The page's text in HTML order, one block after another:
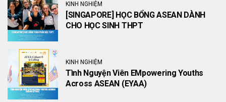
KINH NGHIỆM
[SINGAPORE] HỌC BỔNG ASEAN DÀNH
CHO HỌC SINH THPT
KINH NGHIỆM
Tình Nguyện Viên EMpowering Youths
Across ASEAN (eYAA)